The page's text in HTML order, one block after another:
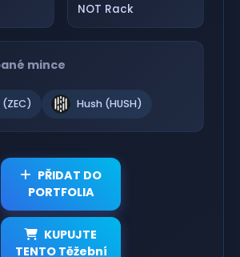
NOT Rack
mince
Hush (HUSH)
PŘIDAT DO
PORTFOLIA
KUPUJTE
TENTO Těžební